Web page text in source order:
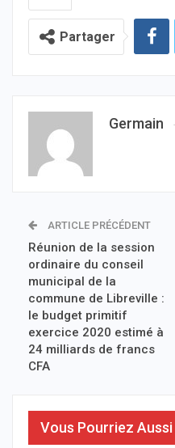
Partager
Germain
ARTICLE PRÉCÉDENT
Réunion de la session
ordinaire du conseil
municipal de la
commune de Libreville :
le budget primitif
exercice 2020 estimé à
24 milliards de francs
CFA
Vous Pourriez